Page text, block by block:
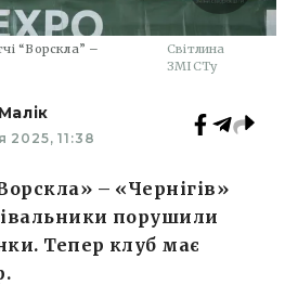
“Ворскла” –
Світлина
ЗМІСТу
2025, 11:38
– «Чернігів»
порушили
Тепер клуб має